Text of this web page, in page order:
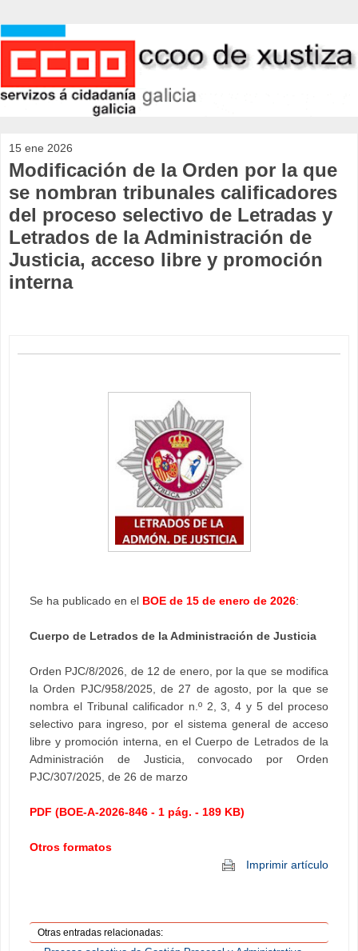
15 ene 2026
Modificación de la Orden por la que
se nombran tribunales calificadores
del proceso selectivo de Letradas y
Letrados de la Administración de
Justicia, acceso libre y promoción
interna
Se ha publicado en el BOE de 15 de enero de 2026:
Cuerpo de Letrados de la Administración de Justicia
Orden PJC/8/2026, de 12 de enero, por la que se modifica
la Orden PJC/958/2025, de 27 de agosto, por la que se
nombra el Tribunal calificador n.º 2, 3, 4 y 5 del proceso
selectivo para ingreso, por el sistema general de acceso
libre y promoción interna, en el Cuerpo de Letrados de la
Administración de Justicia, convocado por Orden
PJC/307/2025, de 26 de marzo
PDF (BOE-A-2026-846 - 1 pág. - 189 KB)
Otros formatos
Imprimir artículo
Otras entradas relacionadas: